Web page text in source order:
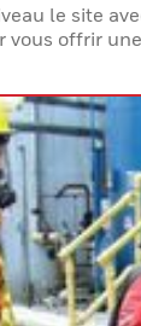
le site
vous offrir